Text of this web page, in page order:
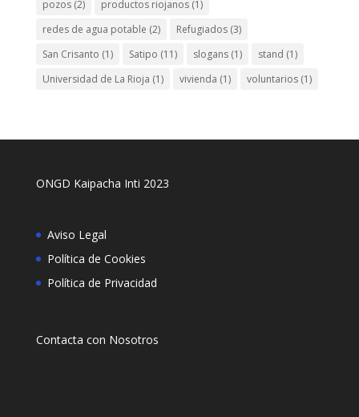
pozos(2) productos riojanos(1)
redes de agua potable (2) Refugiados(3)
San Crisanto (1) Satipo (11) slogans(1) stand (1)
Universidad de La Rioja (1) vivienda (1) voluntarios(1)
ONGD Kaipacha Inti 2023
Aviso Legal
Política de Cookies
Política de Privacidad
Contacta con Nosotros